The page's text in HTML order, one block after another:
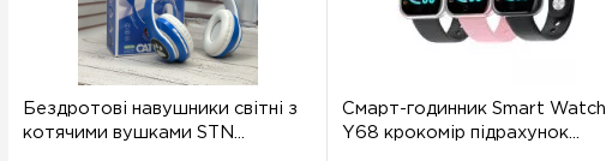
Бездротові навушники світні з
котячими вушками STN...
Смарт-годинник Smart Watch
Y68 крокомір підрахунок...